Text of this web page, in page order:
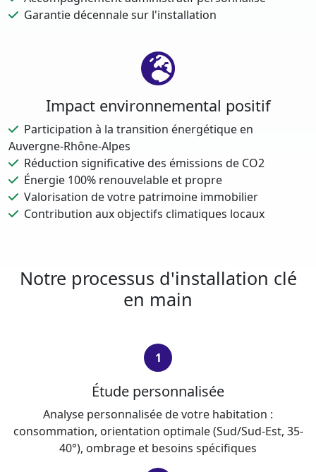
Garantie décennale sur l'installation
Impact environnemental positif
Participation à la transition énergétique en
Auvergne-Rhône-Alpes
Réduction significative des émissions de CO2
Énergie 100% renouvelable et propre
Valorisation de votre patrimoine immobilier
Contribution aux objectifs climatiques locaux
Notre processus d'installation clé
en main
1
Étude personnalisée
Analyse personnalisée de votre habitation :
consommation, orientation optimale (Sud/Sud-Est, 35-
40°), ombrage et besoins spécifiques